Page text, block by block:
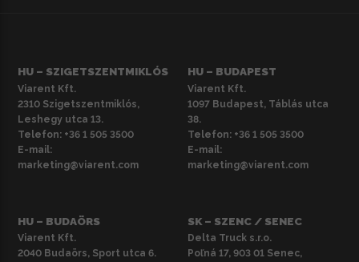
HU – SZIGETSZENTMIKLÓS
Viarent Kft.
2310 Szigetszentmiklós,
Leshegy utca 13.
Telefon: +36 1 505 3500
E-mail:
marketing@viarent.com
HU – BUDAPEST
Viarent Kft.
1097 Budapest, Táblás utca
38.
Telefon: +36 1 505 3500
E-mail:
marketing@viarent.com
HU – BUDAÖRS
Viarent Kft.
2040 Budaörs, Sport utca 6.
SK – SZENC / SENEC
Delta Truck s.r.o.
Poľná 17, 903 01 Senec,